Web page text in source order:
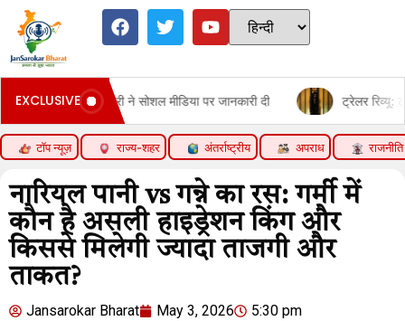
EXCLUSIVE
ने सोशल मीडिया पर जानकारी दी ट्रेलर रिव्यू: टॉक्सिक:यश का
टॉप न्यूज़ राज्य-शहर अंतर्राष्ट्रीय अपराध राजनीति
नारियल पानी vs गन्ने का रस: गर्मी में
कौन है असली हाइड्रेशन किंग और
किससे मिलेगी ज्यादा ताजगी और
ताकत?
Jansarokar Bharat May 3, 2026 5:30 pm